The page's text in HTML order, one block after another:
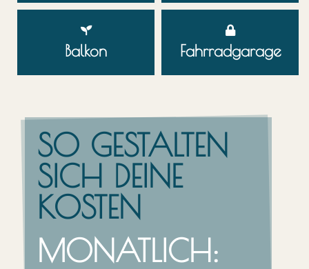
Balkon Fahrrad­garage
SO GESTALTEN
SICH DEINE
KOSTEN
MONATLICH: